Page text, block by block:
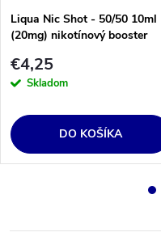
Liqua Nic Shot - 50/50 10ml
(20mg) nikotínový booster
€4,25
Skladom
DO KOŠÍKA